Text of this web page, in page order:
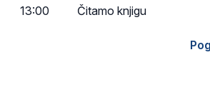
13:00 Čitamo knjigu